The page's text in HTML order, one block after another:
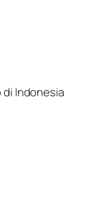
di Indonesia